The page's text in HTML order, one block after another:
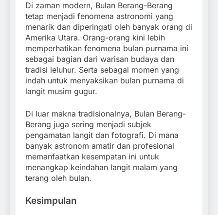
Di zaman modern, Bulan Berang-Berang
tetap menjadi fenomena astronomi yang
menarik dan diperingati oleh banyak orang di
Amerika Utara. Orang-orang kini lebih
memperhatikan fenomena bulan purnama ini
sebagai bagian dari warisan budaya dan
tradisi leluhur. Serta sebagai momen yang
indah untuk menyaksikan bulan purnama di
langit musim gugur.
Di luar makna tradisionalnya, Bulan Berang-
Berang juga sering menjadi subjek
pengamatan langit dan fotografi. Di mana
banyak astronom amatir dan profesional
memanfaatkan kesempatan ini untuk
menangkap keindahan langit malam yang
terang oleh bulan.
Kesimpulan